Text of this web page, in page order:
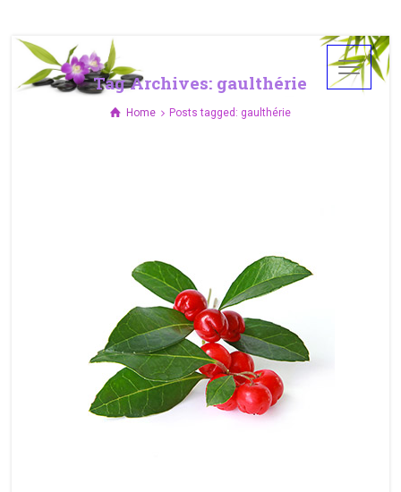
Tag Archives: gaulthérie
Home Posts tagged: gaulthérie